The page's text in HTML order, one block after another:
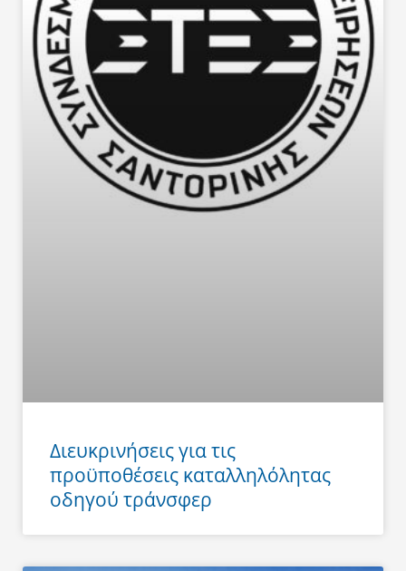
Διευκρινήσεις για τις
προϋποθέσεις καταλληλόλητας
οδηγού τράνσφερ